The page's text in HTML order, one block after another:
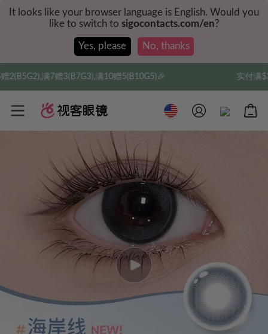
It looks like your browser language is English. Would you
like to switch to sigocontacts.com/en?
Yes, please No, thanks
满10赠5(B10G5)🎉 实付满$35全球包邮，新人权益